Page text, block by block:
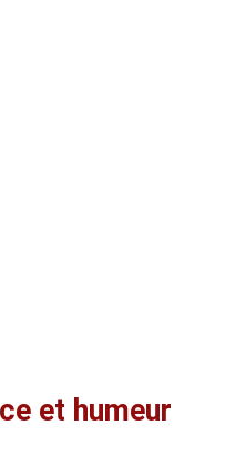
et humeur